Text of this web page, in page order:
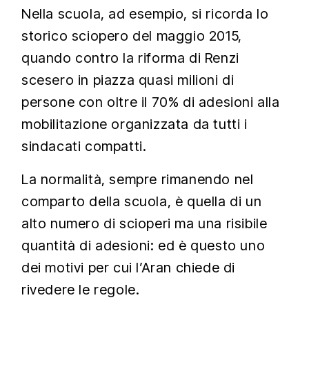
Nella scuola, ad esempio, si ricorda lo
storico sciopero del maggio 2015,
quando contro la riforma di Renzi
scesero in piazza quasi milioni di
persone con oltre il 70% di adesioni alla
mobilitazione organizzata da tutti i
sindacati compatti.
La normalità, sempre rimanendo nel
comparto della scuola, è quella di un
alto numero di scioperi ma una risibile
quantità di adesioni: ed è questo uno
dei motivi per cui l’Aran chiede di
rivedere le regole.